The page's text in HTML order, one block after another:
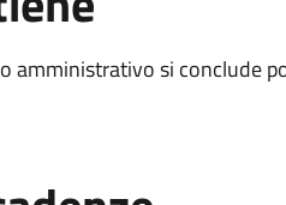
amministrativo si conclude